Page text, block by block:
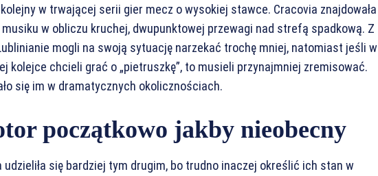
kolejny w trwającej serii gier mecz o wysokiej stawce. Cracovia znajdowała
musiku w obliczu kruchej, dwupunktowej przewagi nad strefą spadkową. Z
mogli na swoją sytuację narzekać trochę mniej, natomiast jeśli w
kolejce chcieli grać o „pietruszkę”, to musieli przynajmniej zremisować.
się im w dramatycznych okolicznościach.
początkowo jakby nieobecny
udzieliła się bardziej tym drugim, bo trudno inaczej określić ich stan w